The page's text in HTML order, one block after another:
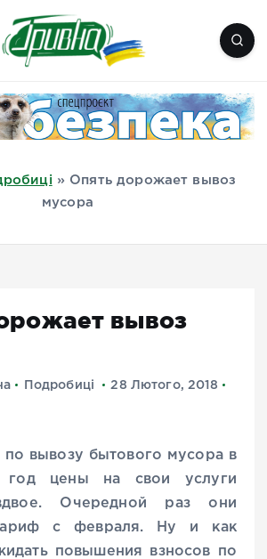
Миколаїв, Одеса, Мелітополь
» Опять дорожает вывоз
мусора
вывоз
Подробиці
28 Лютого, 2018
по вывозу бытового мусора в
год цены на свои услуги
Очередной раз они
с февраля. Ну и как
повышения взносов по